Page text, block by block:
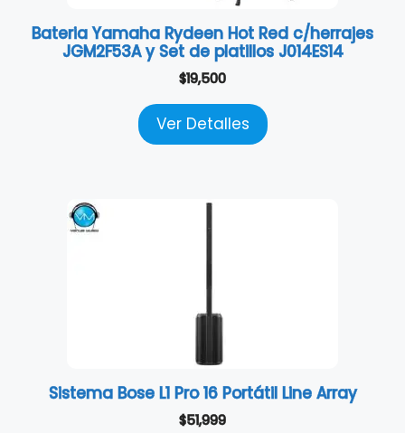
Bateria Yamaha Rydeen Hot Red c/herrajes
JGM2F53A y Set de platillos J014ES14
$19,500
Ver Detalles
Sistema Bose L1 Pro 16 Portátil Line Array
$51,999